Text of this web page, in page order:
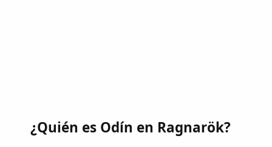
¿Quién es Odín en Ragnarök?